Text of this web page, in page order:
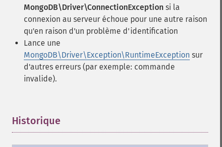
MongoDB\Driver\ConnectionException si la
connexion au serveur échoue pour une autre raison
qu'en raison d'un problème d'identification
Lance une
MongoDB\Driver\Exception\RuntimeException sur
d'autres erreurs (par exemple: commande
invalide).
Historique